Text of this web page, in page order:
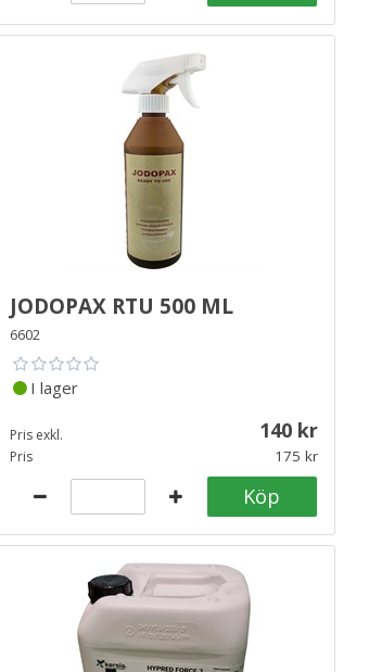
Jodopax RTU 500 ml
6602
I lager
Pris exkl. 140
Pris 175
Köp